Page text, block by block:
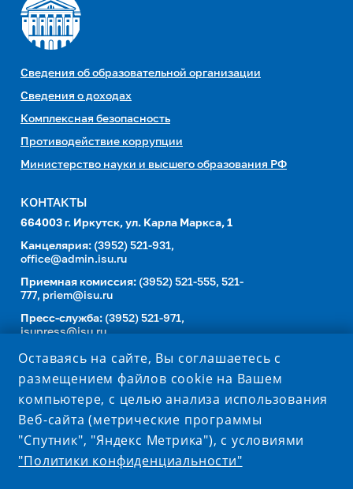
Сведения об образовательной организации
Сведения о доходах
Комплексная безопасность
Противодействие коррупции
Министерство науки и высшего образования РФ
КОНТАКТЫ
664003 г. Иркутск, ул. Карла Маркса, 1
Канцелярия: (3952) 521-931,
office@admin.isu.ru
Приемная комиссия: (3952) 521-555, 521-
777, priem@isu.ru
Пресс-служба: (3952) 521-971,
isupress@isu.ru
Телефонный справочник
Оставаясь на сайте, Вы соглашаетесь с
размещением файлов cookie на Вашем
компьютере, с целью анализа использования
Веб-сайта (метрические программы
"Спутник", "Яндекс Метрика"), с условиями
"Политики конфиденциальности"